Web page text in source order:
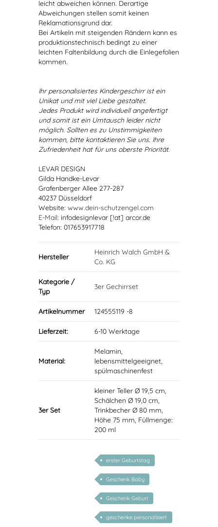
leicht abweichen können. Derartige
Abweichungen stellen somit keinen
Reklamationsgrund dar.
Bei Artikeln mit steigenden Rändern kann es
produktionstechnisch bedingt zu einer
leichten Faltenbildung durch die Einlegefolien
kommen.
Ihr personalisiertes Kindergeschirr ist ein
Unikat und mit viel Liebe gestaltet.
Jedes Produkt wird individuell angefertigt
und somit ist ein Umtausch leider nicht
möglich. Sollten es zu Unstimmigkeiten
kommen, bitte kontaktieren Sie uns. Ihre
Zufriedenheit hat für uns oberste Priorität.
LEVAR DESIGN
Gilda Handke-Levar
Grafenberger Allee 277-287
40237 Düsseldorf
Website: www.dein-schutzengel.com
E-Mail: infodesignlevar [!at] arcor.de
Telefon: 017653917718
Hersteller
Heinrich Walch GmbH &
Co. KG
Kategorie /
Typ
3er Gechirrset
Artikelnummer 124555119 -8
Lieferzeit: 6-10 Werktage
Material:
Melamin,
lebensmittelgeeignet,
spülmaschinenfest
3er Set
kleiner Teller Ø 19,5 cm,
Schälchen Ø 19,0 cm,
Trinkbecher Ø 80 mm,
Höhe 75 mm, Füllmenge:
200 ml
erster Geburtstag
Geschenk Baby
Geschenk Geburt
geschenke personalisiert